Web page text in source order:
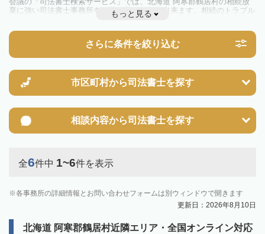
棄に強い司法書士事務所を一覧で見ることが出来ます。相続のトラブル
やお悩みを抱えている方は一度近隣の司法書士に相談してみましょう。
もっと見る
さらに条件を絞り込む
市区町村から司法書士を探す
相談内容から司法書士を探す
全6件中 1~6件を表示
各事務所の詳細情報とお問い合わせフォームは別ウィンドウで開きます
更新日：2026年8月10日
北海道 阿寒郡鶴居村近隣エリア・全国オンライン対応